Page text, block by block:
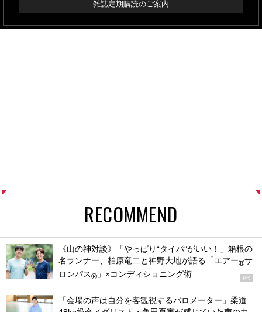
雑誌定期購読のご案内
RECOMMEND
《山の神対談》「やっぱり“タイパ”がいい！」箱根の
名ランナー、柏原竜二と神野大地が語る「エアー®サ
ロンパス® 」×コンディショニング術 PR
「会場の声は自分を客観視するバロメーター」柔道